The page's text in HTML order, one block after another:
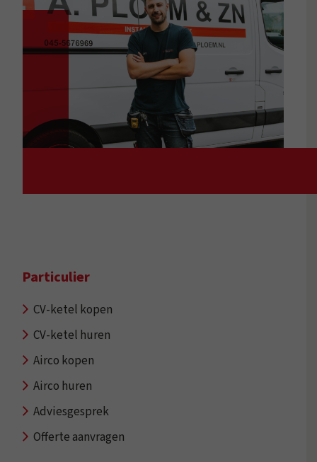
Particulier
CV-ketel kopen
CV-ketel huren
Airco kopen
Airco huren
Adviesgesprek
Offerte aanvragen